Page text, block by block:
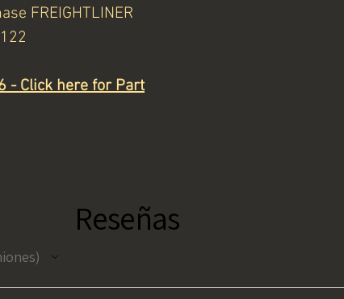
FREIGHTLINER
- Click here for Part
Reseñas